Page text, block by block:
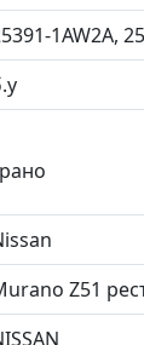
1AW2A,
Z51